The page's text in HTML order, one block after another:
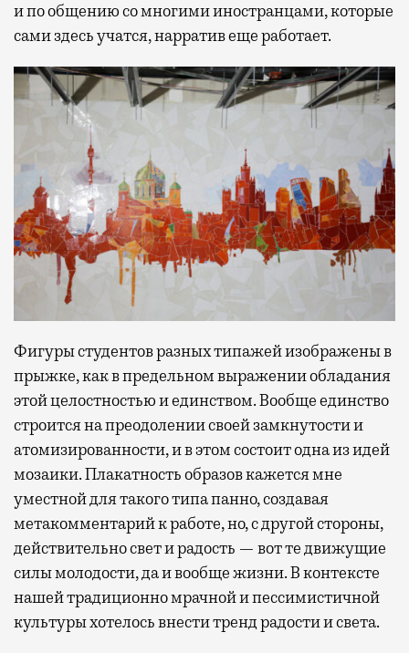
и по общению со многими иностранцами, которые
сами здесь учатся, нарратив еще работает.
Фигуры студентов разных типажей изображены в
прыжке, как в предельном выражении обладания
этой целостностью и единством. Вообще единство
строится на преодолении своей замкнутости и
атомизированности, и в этом состоит одна из идей
мозаики. Плакатность образов кажется мне
уместной для такого типа панно, создавая
метакомментарий к работе, но, с другой стороны,
действительно свет и радость — вот те движущие
силы молодости, да и вообще жизни. В контексте
нашей традиционно мрачной и пессимистичной
культуры хотелось внести тренд радости и света.